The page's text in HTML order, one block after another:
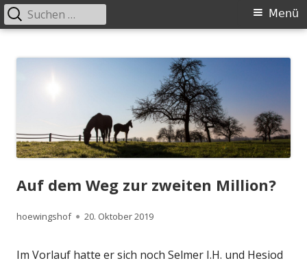
zum
Primäres
Menü
Suchen
nach:
Auf dem Weg zur zweiten Million?
Autor
hoewingshof
Veröffentlicht
20. Oktober 2019
Im Vorlauf hatte er sich noch Selmer I.H. und Hesiod